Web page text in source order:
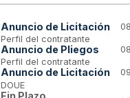
Anuncio de Licitación
Perfil del contratante
Anuncio de Pliegos
Perfil del contratante
Anuncio de Licitación
DOUE
Fin Plazo